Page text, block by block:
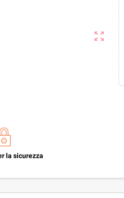
zoom_out_map
la sicurezza